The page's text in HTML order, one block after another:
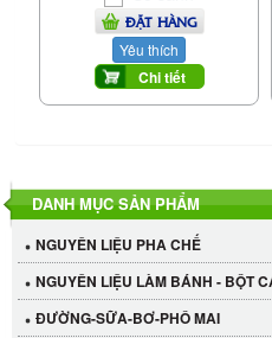
ĐẶT HÀNG
Yêu thích
Chi tiết
DANH MỤC SẢN PHẨM
NGUYÊN LIỆU PHA CHẾ
NGUYÊN LIỆU LÀM BÁNH - BỘT
ĐƯỜNG-SỮA-BƠ-PHÔ MAI